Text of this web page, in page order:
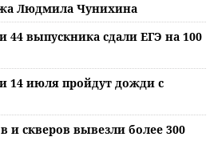
Людмила Чунихина
44 выпускника сдали ЕГЭ на 100
14 июля пройдут дожди с
и скверов вывезли более 300